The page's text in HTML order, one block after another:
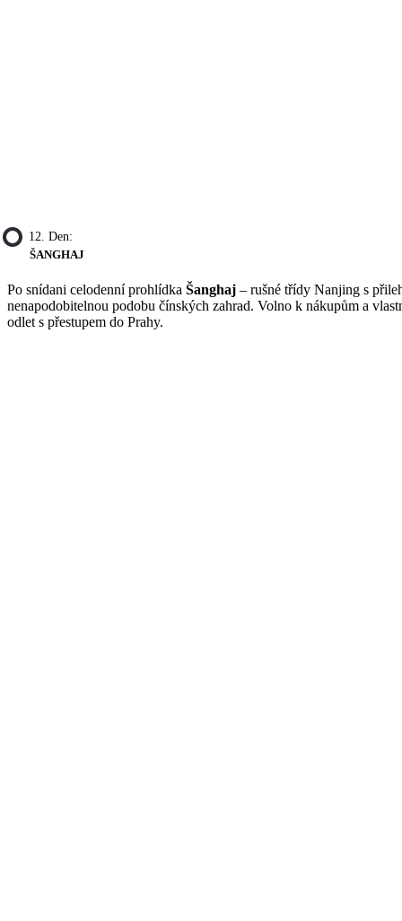
12. Den:
ŠANGHAJ
Po snídani celodenní prohlídka Šanghaj – rušné třídy Nanjing s
nenapodobitelnou podobu čínských zahrad. Volno k nákupům a
odlet s přestupem do Prahy.